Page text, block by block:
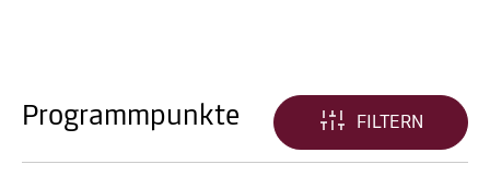
Programmpunkte FILTERN